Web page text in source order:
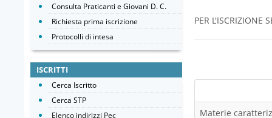
PER L'ISCRIZIONE
Materie
Consulta Praticanti e Giovani D. C.
Richiesta prima iscrizione
Protocolli di intesa
ISCRITTI
Cerca Iscritto
Cerca STP
Elenco indirizzi Pec